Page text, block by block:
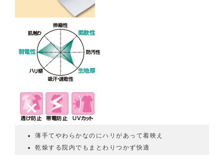
薄手てやわらかなのにハリがあって着映え
乾燥する院内でもまとわりつかず快適